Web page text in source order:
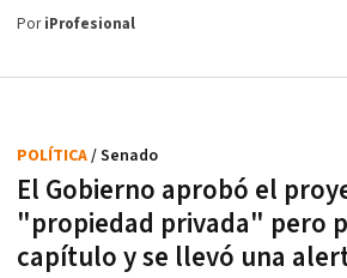
PoriProfesional
El Gobierno aprobó el
"propiedad privada" pero
capítulo y se llevó una
POLÍTICA/ Senado